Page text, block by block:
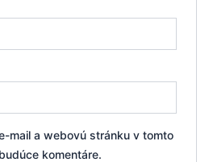
mail a webovú stránku v tomto
komentáre.